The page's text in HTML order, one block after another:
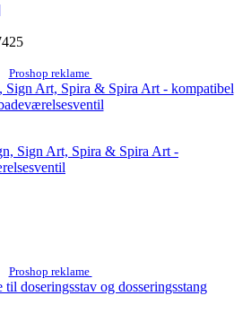
Proshop reklame
Sign Art, Spira & Spira Art -
Proshop reklame